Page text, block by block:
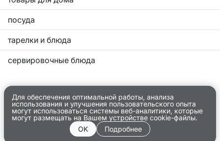
посуда
тарелки и блюда
сервировочные блюда
Для обеспечения оптимальной работы, анализа
использования и улучшения пользовательского опыта
могут использоваться системы веб-аналитики, которые
могут размещать на Вашем устройстве cookie-файлы.
OK
Подробнее